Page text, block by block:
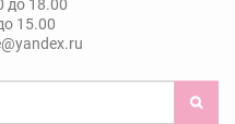
до 18.00
15.00